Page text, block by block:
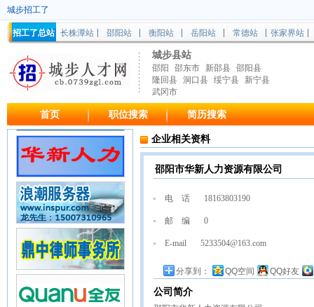
城步招工了
招工了总站 长株潭站 邵阳站 衡阳站 岳阳站 常德站 张家界站
城步县站
邵阳 邵东市 新邵县 邵阳县
隆回县 洞口县 绥宁县
新宁县
武冈市
首页 职位搜索 简历搜索
企业相关资料
邵阳市华新人力资源有限公司
电 话 18163803190
邮 编 0
E-mail 5233504@163.com
分享到： QQ空间 QQ好友
公司简介